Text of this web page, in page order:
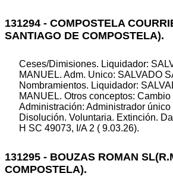
131294 - COMPOSTELA
SANTIAGO DE COMPOSTELA).
Ceses/Dimisiones. Liquidador:
MANUEL. Adm. Unico: SALVADO
Nombramientos. Liquidador:
MANUEL. Otros conceptos:
Administración: Administrador único
Disolución. Voluntaria. Extinción.
H SC 49073, I/A 2 ( 9.03.26).
131295 - BOUZAS ROMAN
COMPOSTELA).